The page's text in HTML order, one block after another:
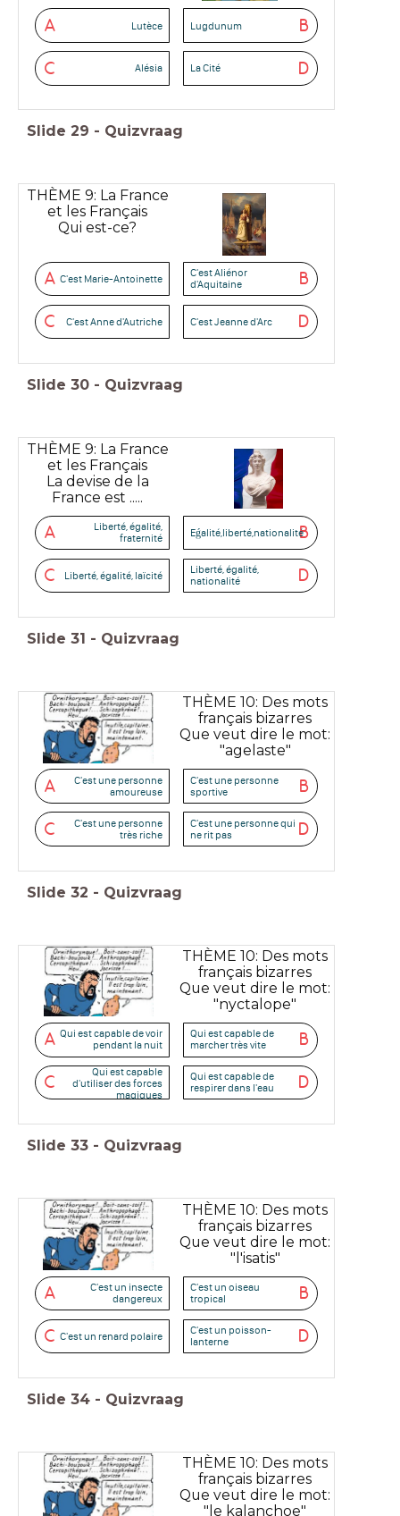
A Lutèce B
Lugdunum
C Alésia D
La Cité
Slide 29 - Quizvraag
THÈME 9: La France
et les Français
Qui est-ce?
A C'est Marie-Antoinette B
C'est Aliénor
d'Aquitaine
C C'est Anne d'Autriche D
C'est Jeanne d'Arc
Slide 30 - Quizvraag
THÈME 9: La France
et les Français
La devise de la
France est .....
A
Liberté, égalité,
fraternité
B
Eǵalité,liberté,nationalité
C Liberté, égalité, laïcité D
Liberté, égalité,
nationalité
Slide 31 - Quizvraag
THÈME 10: Des mots
français bizarres
Que veut dire le mot:
"agelaste"
A
C'est une personne
amoureuse
B
C'est une personne
sportive
C
C'est une personne
très riche
D
C'est une personne qui
ne rit pas
Slide 32 - Quizvraag
THÈME 10: Des mots
français bizarres
Que veut dire le mot:
"nyctalope"
A Qui est capable de voir
pendant la nuit
B
Qui est capable de
marcher très vite
C
Qui est capable
d'utiliser des forces
magiques
D
Qui est capable de
respirer dans l'eau
Slide 33 - Quizvraag
THÈME 10: Des mots
français bizarres
Que veut dire le mot:
"l'isatis"
A
C'est un insecte
dangereux
B
C'est un oiseau
tropical
C C'est un renard polaire D
C'est un poisson-
lanterne
Slide 34 - Quizvraag
THÈME 10: Des mots
français bizarres
Que veut dire le mot:
"le kalanchoe"